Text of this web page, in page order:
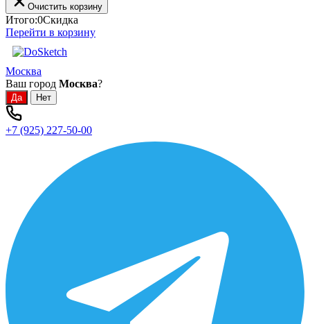
Очистить корзину
Итого:0Скидка
Перейти в корзину
Москва
Ваш город Москва?
+7 (925) 227-50-00